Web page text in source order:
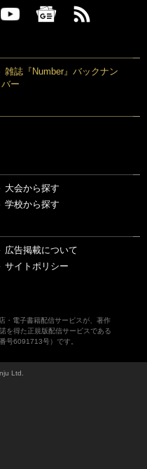
雑誌『Number』バックナン
バー
大会から探す
学校から探す
広告掲載について
サイトポリシー
・電子書籍配信サービスが、著作
を得た正規版配信サービスである
号6091713号）です。
Ltd.